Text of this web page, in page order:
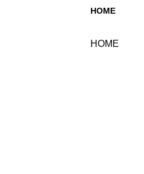
HOME
HOME